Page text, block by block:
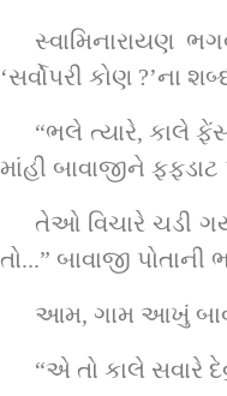
સ્વામિનારાયણ
‘સર્વોપરી કોણ ?’ના
“ભલે ત્યારે, કાલે
માંહી બાવાજીને
તેઓ વિચારે ચડી
તો...” બાવાજી
આમ, ગામ આખું
“એ તો કાલે સવારે